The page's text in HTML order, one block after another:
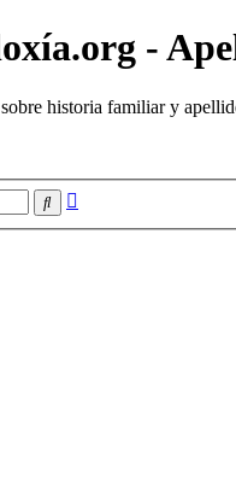
-
historia familiar y
Buscar